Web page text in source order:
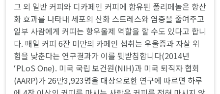
그 외 일반 커피와 디카페인 커피에 함유된 폴리페놀은 항산
화 효과를 나타내 세포의 산화 스트레스와 염증을 줄여주고
일부 사람에게 커피는 항우울제 역할을 할 수도 있다고 합니
다. 매일 커피 6잔 미만의 카페인 섭취는 우울증과 자살 위
험을 낮춘다는 연구결과가 이를 뒷받침합니다(2014년
‘PLoS One). 미국 국립 보건원(NIH)과 미국 퇴직자 협회
(AARP)가 26만3,923명을 대상으로한 연구에 따르면 하루